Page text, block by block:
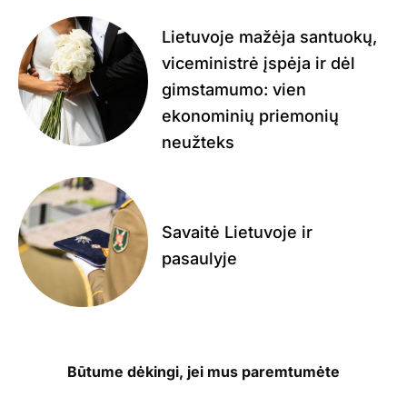
Lietuvoje mažėja santuokų,
viceministrė įspėja ir dėl
gimstamumo: vien
ekonominių priemonių
neužteks
Savaitė Lietuvoje ir
pasaulyje
Būtume dėkingi, jei mus paremtumėte